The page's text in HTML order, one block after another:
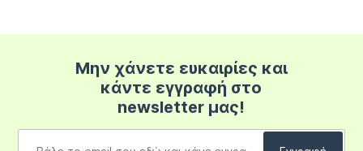
Μην χάνετε ευκαιρίες και
κάντε εγγραφή στο
newsletter μας!